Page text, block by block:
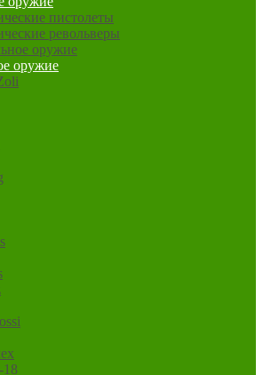
пистолеты
револьверы
оружие
оружие
18